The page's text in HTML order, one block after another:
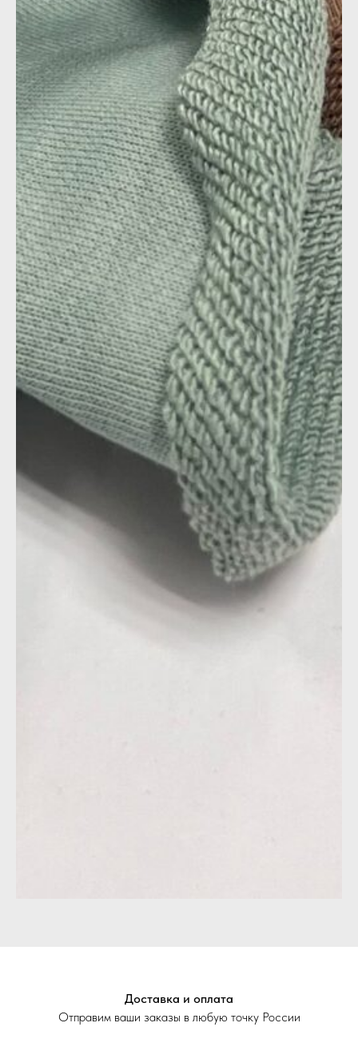
Доставка и оплата
Отправим ваши заказы в любую точку России